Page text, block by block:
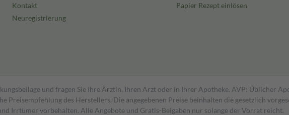
Kontakt
Neuregistrierung
Papier Rezept einlösen
und fragen Sie Ihre Ärztin, Ihren Arzt oder in Ihrer Apotheke. AVP: Üblicher
des Herstellers. Die angegebenen Preise beinhalten die gesetzlich
Irrtümer vorbehalten. Alle Angebote und Gratis-Beigaben nur solange der Vorrat reicht.